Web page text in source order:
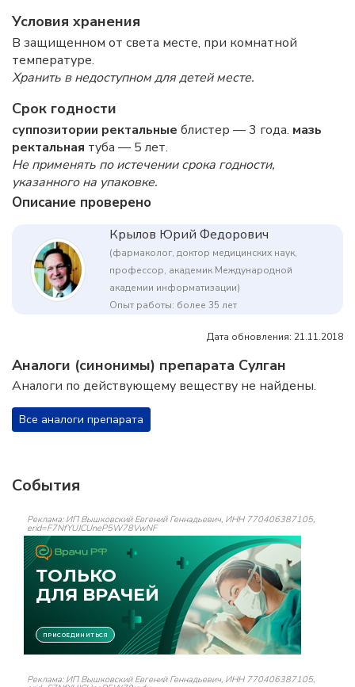
Условия хранения
В защищенном от света месте, при комнатной
температуре.
Хранить в недоступном для детей месте.
Срок годности
суппозитории ректальные блистер — 3 года. мазь
ректальная туба — 5 лет.
Не применять по истечении срока годности,
указанного на упаковке.
Описание проверено
Крылов Юрий Федорович
(фармаколог, доктор медицинских наук,
профессор, академик Международной
академии информатизации)
Опыт работы: более 35 лет
Дата обновления: 21.11.2018
Аналоги (синонимы) препарата Сулган
Аналоги по действующему веществу не найдены.
Все аналоги препарата
События
Реклама: ИП Вышковский Евгений Геннадьевич, ИНН 770406387105,
erid=F7NfYUJCUneP5W78VwNF
Реклама: ИП Вышковский Евгений Геннадьевич, ИНН 770406387105,